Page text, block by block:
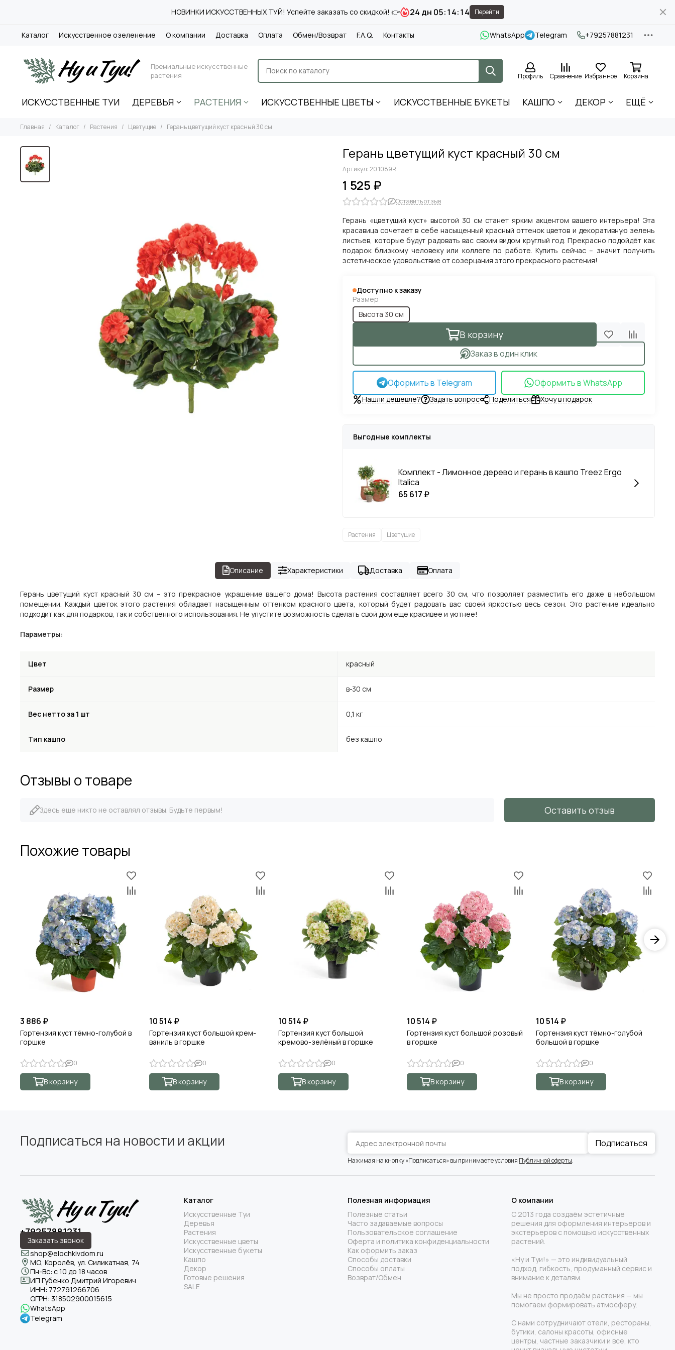
НОВИНКИ ИСКУССТВЕННЫХ ТУЙ! Успейте заказать со скидкой! 👉 24 дн 05:14:12 Перейти
Каталог Искусственное озеленение О компании Доставка Оплата Обмен/Возврат F.A.Q. Контакты WhatsApp Telegram +79257881231
Премиальные искусственные
растения
Профиль Сравнение Избранное Корзина
ИСКУССТВЕННЫЕ ТУИ ДЕРЕВЬЯ РАСТЕНИЯ ИСКУССТВЕННЫЕ ЦВЕТЫ ИСКУССТВЕННЫЕ БУКЕТЫ КАШПО ДЕКОР ЕЩЁ
Главная Каталог Растения Цветущие Герань цветущий куст красный 30 см
Герань цветущий куст красный 30 см
Артикул:20.1089R
1 525 ₽
Оставить отзыв
Герань «цветущий куст» высотой 30 см станет ярким акцентом вашего интерьера! Эта
красавица сочетает в себе насыщенный красный оттенок цветов и декоративную зелень
листьев, которые будут радовать вас своим видом круглый год. Прекрасно подойдёт как
подарок близкому человеку или коллеге по работе. Купить сейчас – значит получить
эстетическое удовольствие от созерцания этого прекрасного растения!
Доступно к заказу
Размер
Высота 30 см
В корзину
Заказ в один клик
Оформить в Telegram Оформить в WhatsApp
Нашли дешевле? Задать вопрос Поделиться Хочу в подарок
Выгодные комплекты
Комплект - Лимонное дерево и герань в кашпо Treez Ergo
Italica
65 617 ₽
Растения Цветущие
Описание Характеристики Доставка Оплата
Герань цветущий куст красный 30 см – это прекрасное украшение вашего дома! Высота растения составляет всего 30 см, что позволяет разместить его даже в небольшом
помещении. Каждый цветок этого растения обладает насыщенным оттенком красного цвета, который будет радовать вас своей яркостью весь сезон. Это растение идеально
подходит как для подарков, так и собственного использования. Не упустите возможность сделать свой дом еще красивее и уютнее!
Параметры:
Цвет красный
Размер в-30 см
Вес нетто за 1 шт 0,1 кг
Тип кашпо без кашпо
Отзывы о товаре
Здесь еще никто не оставлял отзывы. Будьте первым! Оставить отзыв
Похожие товары
3 886 ₽
Гортензия куст тёмно-голубой в
горшке
0
В корзину
10 514 ₽
Гортензия куст большой крем-
ваниль в горшке
0
В корзину
10 514 ₽
Гортензия куст большой
кремово-зелёный в горшке
0
В корзину
10 514 ₽
Гортензия куст большой розовый
в горшке
0
В корзину
10 514 ₽
Гортензия куст тёмно-голубой
большой в горшке
0
В корзину
Подписаться на новости и акции Подписаться
Нажимая на кнопку «Подписаться» вы принимаете условия Публичной оферты.
+79257881231
Заказать звонок
shop@elochkivdom.ru
МО, Королёв, ул. Силикатная, 74
Пн-Вс: с 10 до 18 часов
ИП Губенко Дмитрий Игоревич
ИНН: 772791266706
ОГРН: 318502900015615
WhatsApp
Telegram
Каталог
Искусственные Туи
Деревья
Растения
Искусственные цветы
Искусственные букеты
Кашпо
Декор
Готовые решения
SALE
Полезная информация
Полезные статьи
Часто задаваемые вопросы
Пользовательское соглашение
Оферта и политика конфиденциальности
Как оформить заказ
Способы доставки
Способы оплаты
Возврат/Обмен
О компании
С 2013 года создаём эстетичные
решения для оформления интерьеров и
экстерьеров с помощью искусственных
растений.
«Ну и Туи!» — это индивидуальный
подход, гибкость, продуманный сервис и
внимание к деталям.
Мы не просто продаём растения — мы
помогаем формировать атмосферу.
С нами сотрудничают отели, рестораны,
бутики, салоны красоты, офисные
центры, частные заказчики и все, кто